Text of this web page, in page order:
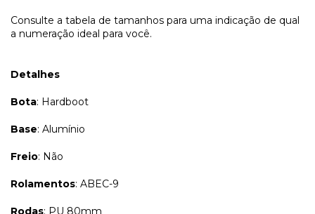
Consulte a tabela de tamanhos para uma indicação de qual
a numeração ideal para você.
Detalhes
Bota: Hardboot
Base: Alumínio
Freio: Não
Rolamentos: ABEC-9
Rodas: PU 80mm